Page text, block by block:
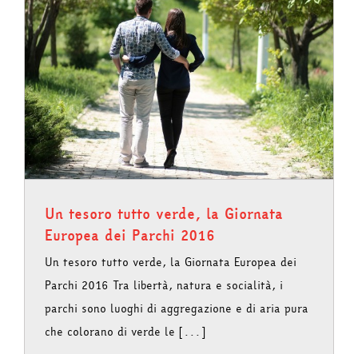
Un tesoro tutto verde, la Giornata
Europea dei Parchi 2016
Un tesoro tutto verde, la Giornata Europea dei
Parchi 2016 Tra libertà, natura e socialità, i
parchi sono luoghi di aggregazione e di aria pura
che colorano di verde le [...]